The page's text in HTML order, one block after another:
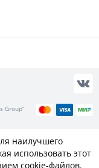
Group”
наилучшего
использовать этот
cookie-файлов.